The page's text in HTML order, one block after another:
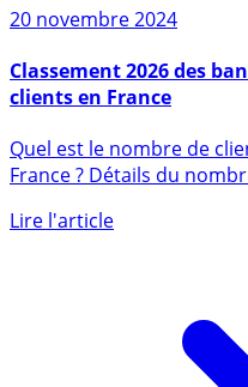
20 novembre 2024
clients en France
France ? Détails du